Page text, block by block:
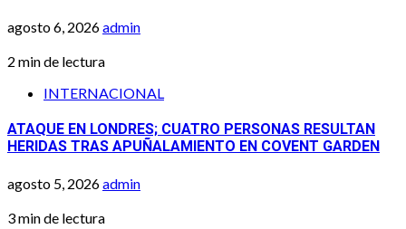
agosto 6, 2026admin
2 min de lectura
INTERNACIONAL
ATAQUE EN LONDRES; CUATRO PERSONAS RESULTAN
HERIDAS TRAS APUÑALAMIENTO EN COVENT GARDEN
agosto 5, 2026admin
3 min de lectura